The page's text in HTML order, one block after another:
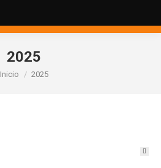
2025
Estás aquí:
Inicio 2025